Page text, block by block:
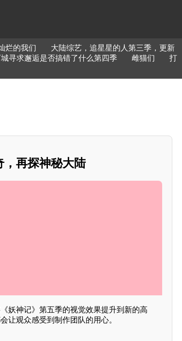
烂的我们
大陆综艺，追星星的人第三季，更新
寻求邂逅是否搞错了什么第四季 雌猫们
打
，再探神秘大陆
妖神记》第五季的视觉效果提升到新的高
让观众感受到制作团队的用心。